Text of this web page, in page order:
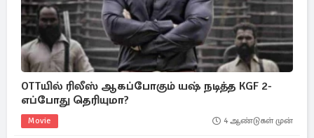
OTTயில் ரிலீஸ் ஆகப்போகும் யஷ் நடித்த KGF 2-
எப்போது தெரியுமா?
Movie 4 ஆண்டுகள் முன்